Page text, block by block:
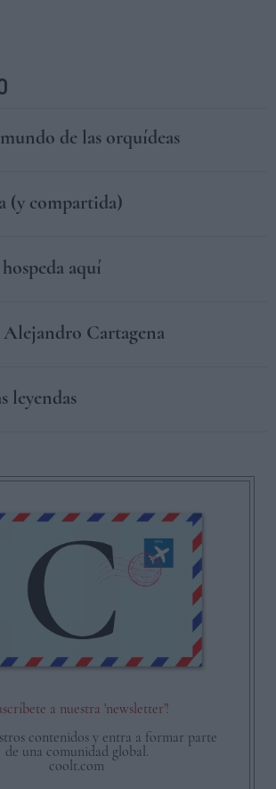
de las orquídeas
(y compartida)
aquí
Alejandro Cartagena
leyendas
a nuestra 'newsletter'!
contenidos y entra a formar parte
de una comunidad global.
coolt.com